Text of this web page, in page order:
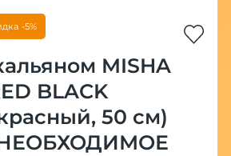
-5%
MISHA
BLACK
50 см)